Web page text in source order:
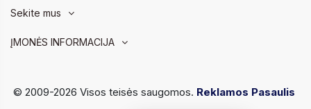
Sekite mus
ĮMONĖS INFORMACIJA
© 2009-2026 Visos teisės saugomos. Reklamos Pasaulis